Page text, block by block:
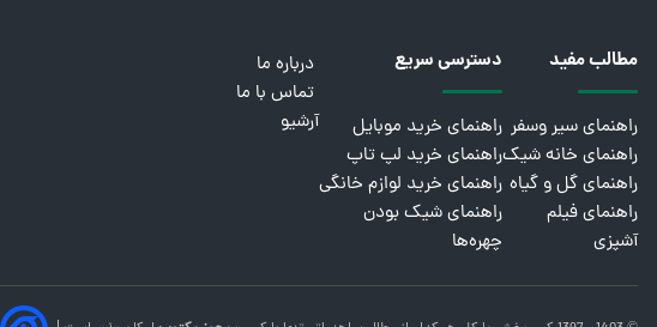
مطالب مفید
راهنمای سیر وسفر
راهنمای خانه شیک
راهنمای گل و گیاه
راهنمای فیلم
آشپزی
دسترسی سریع
راهنمای خرید موبایل
راهنمای خرید لپ تاپ
راهنمای خرید لوازم خانگی
راهنمای شیک بودن
چهره‌ها
درباره ما
تماس با ما
آرشیو